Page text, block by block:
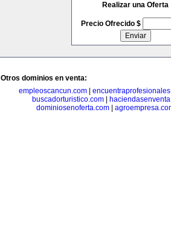
Realizar una Oferta
Precio Ofrecido $
Otros dominios en venta:
empleoscancun.com
buscadorturistico.com|
dominiosenoferta.com